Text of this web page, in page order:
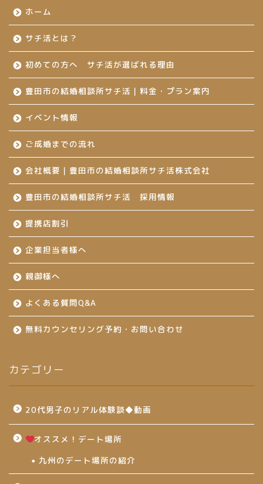
ホーム
サチ活とは？
初めての方へ サチ活が選ばれる理由
豊田市の結婚相談所サチ活｜料金・プラン案内
イベント情報
ご成婚までの流れ
会社概要｜豊田市の結婚相談所サチ活株式会社
豊田市の結婚相談所サチ活 採用情報
提携店割引
企業担当者様へ
親御様へ
よくある質問Q&A
無料カウンセリング予約・お問い合わせ
カテゴリー
20代男子のリアル体験談◆動画
オススメ！デート場所
九州のデート場所の紹介